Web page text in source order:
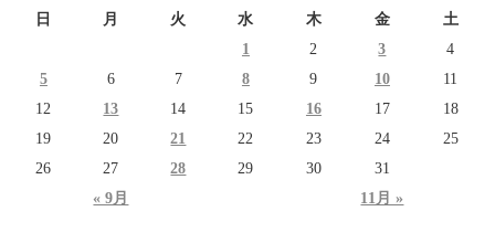
日 月 火 水 木 金 土
« 9月 11月 »
1 2 3
4
5
6 7 8 9 10
11
12
13 14 15 16 17
18
19
20 21 22 23 24
25
26
27 28 29 30 31